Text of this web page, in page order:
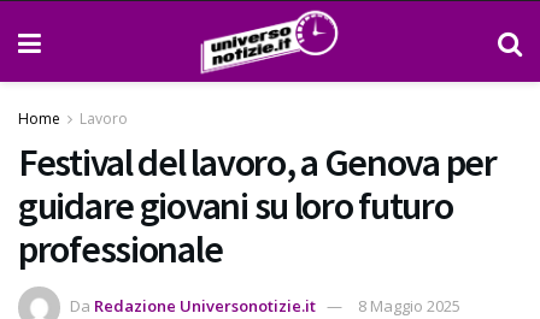
Home Lavoro
Festival del lavoro, a Genova per
guidare giovani su loro futuro
professionale
Da Redazione Universonotizie.it 8 Maggio 2025